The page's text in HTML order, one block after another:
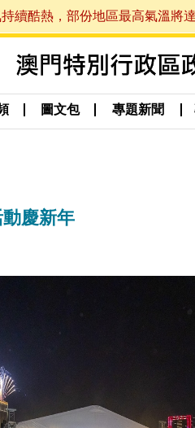
續酷熱，部份地區最高氣溫
圖文包 專題新聞
慶新年